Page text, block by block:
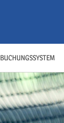
BUCHUNGSSYSTEM